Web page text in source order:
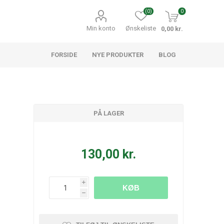
Min konto Ønskeliste
(0) 0
0,00 kr.
FORSIDE NYE PRODUKTER BLOG
PÅ LAGER
130,00 kr.
i
h
KØB